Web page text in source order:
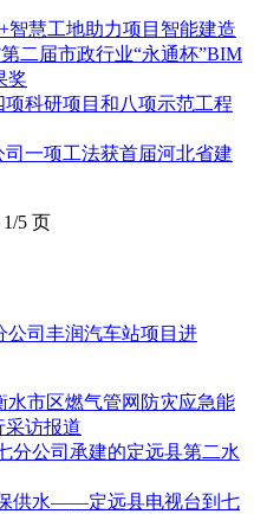
智慧工地助力项目智能建造
二届市政行业“永通杯”BIM
奖
科研项目和八项示范工程
一项工法获首届河北省建
5 页
公司丰润汽车站项目进
市区燃气管网防灾应急能
采访报道
分公司承建的定远县第二水
供水——定远县电视台到七